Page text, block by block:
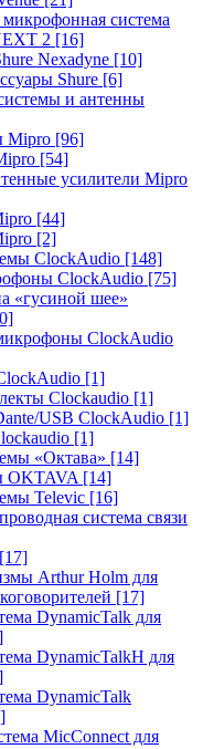
система
2 [16]
Nexadyne [10]
Shure [6]
и антенны
Mipro [96]
[54]
усилители Mipro
[44]
[2]
ClockAudio [148]
ClockAudio [75]
«гусиной шее»
ClockAudio
[1]
Clockaudio [1]
USB ClockAudio [1]
[1]
«Октава» [14]
OKTAVA [14]
Televic [16]
система связи
[17]
Arthur Holm для
[17]
DynamicTalk для
DynamicTalkH для
DynamicTalk
MicConnect для